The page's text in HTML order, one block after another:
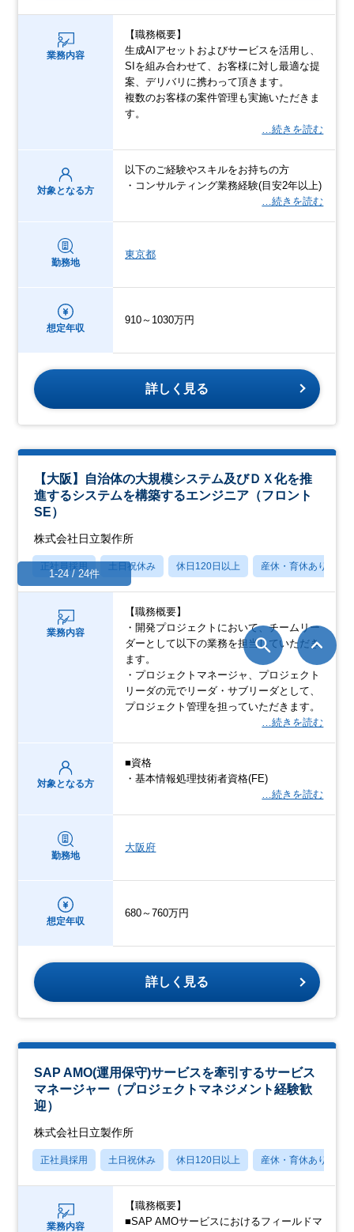
業務内容
【職務概要】
生成AIアセットおよびサービスを活用し、
SIを組み合わせて、お客様に対し最適な提
案、デリバリに携わって頂きます。
複数のお客様の案件管理も実施いただきま
す。
…続きを読む
対象となる方
以下のご経験やスキルをお持ちの方
・コンサルティング業務経験(目安2年以上)
…続きを読む
勤務地
東京都
想定年収
910～1030万円
詳しく見る
【大阪】自治体の大規模システム及びＤＸ化を推
進するシステムを構築するエンジニア（フロント
SE）
株式会社日立製作所
正社員採用 土日祝休み 休日120日以上 産休・育休あり
業務内容
【職務概要】
・開発プロジェクトにおいて、チームリー
ダーとして以下の業務を担当していただき
ます。
・プロジェクトマネージャ、プロジェクト
リーダの元でリーダ・サブリーダとして、
プロジェクト管理を担っていただきます。
…続きを読む
対象となる方
■資格
・基本情報処理技術者資格(FE)
…続きを読む
勤務地
大阪府
想定年収
680～760万円
詳しく見る
SAP AMO(運用保守)サービスを牽引するサービス
マネージャー（プロジェクトマネジメント経験歓
迎）
株式会社日立製作所
正社員採用 土日祝休み 休日120日以上 産休・育休あり
業務内容
【職務概要】
■SAP AMOサービスにおけるフィールドマ
1-24 / 24件